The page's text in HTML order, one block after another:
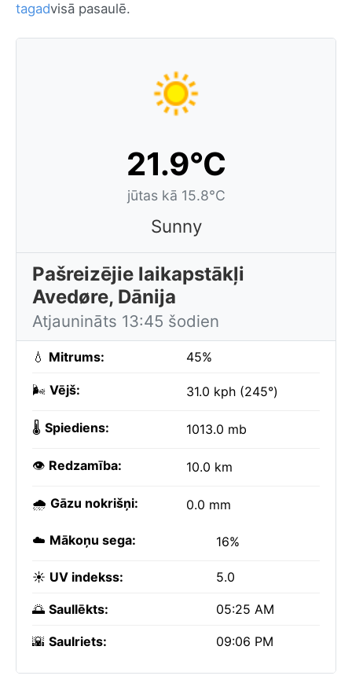
tagadvisā pasaulē.
21.9°C
jūtas kā 15.8°C
Sunny
Pašreizējie laikapstākļi
Avedøre, Dānija
Atjaunināts 13:45 šodien
💧 Mitrums: 45%
🌬️ Vējš: 31.0 kph (245°)
🌡️ Spiediens: 1013.0 mb
👁️ Redzamība: 10.0 km
🌧️ Gāzu nokrišņi: 0.0 mm
☁️ Mākoņu sega: 16%
☀️ UV indekss: 5.0
🌅 Saullēkts: 05:25 AM
🌇 Saulriets: 09:06 PM